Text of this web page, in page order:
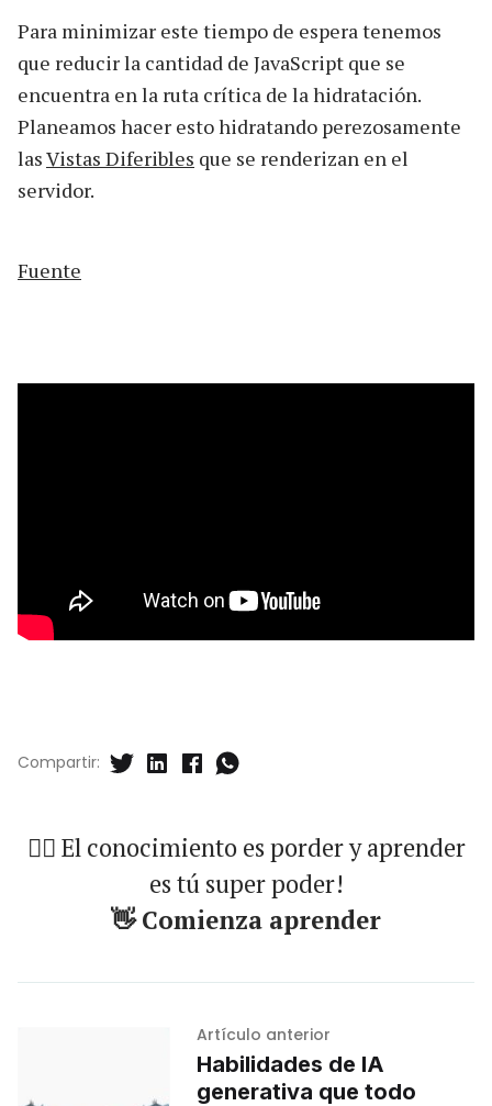
Para minimizar este tiempo de espera tenemos
que reducir la cantidad de JavaScript que se
encuentra en la ruta crítica de la hidratación.
Planeamos hacer esto hidratando perezosamente
lasVistas Diferibles que se renderizan en el
servidor.
Fuente
Compartir:
🐱‍🏍 El conocimiento es porder y aprender
es tú super poder!
👋 Comienza aprender
Artículo anterior
Habilidades de IA
generativa que todo